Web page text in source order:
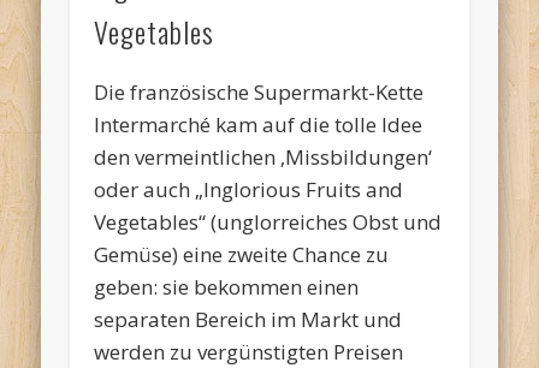
Vegetables
Die französische Supermarkt-Kette
Intermarché kam auf die tolle Idee
den vermeintlichen ‚Missbildungen‘
oder auch „Inglorious Fruits and
Vegetables“ (unglorreiches Obst und
Gemüse) eine zweite Chance zu
geben: sie bekommen einen
separaten Bereich im Markt und
werden zu vergünstigten Preisen